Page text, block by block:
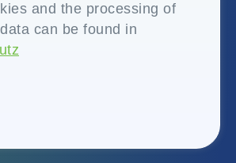
and the processing of
can be found in
© 2026- EPL Limited